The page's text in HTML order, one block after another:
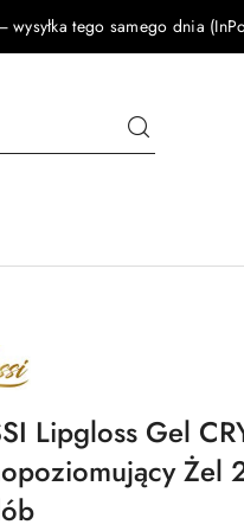
tego samego dnia
Lipgloss Gel
Żel